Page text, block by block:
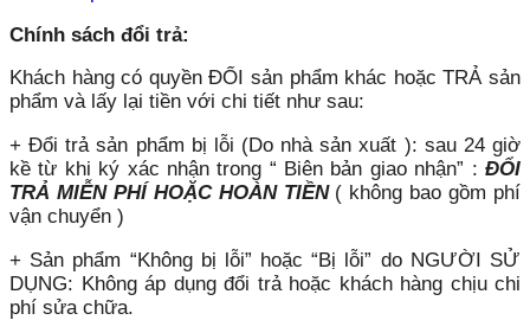
Chính sách đổi trả:
Khách hàng có quyền ĐỔI sản phẩm khác hoặc TRẢ sản
phẩm và lấy lại tiền với chi tiết như sau:
+ Đổi trả sản phẩm bị lỗi (Do nhà sản xuất ): sau 24 giờ
kề từ khi ký xác nhận trong “ Biên bản giao nhận” : ĐỔI
TRẢ MIỄN PHÍ HOẶC HOÀN TIỀN( không bao gồm phí
vận chuyển )
+ Sản phẩm “Không bị lỗi” hoặc “Bị lỗi” do NGƯỜI SỬ
DỤNG: Không áp dụng đổi trả hoặc khách hàng chịu chi
phí sửa chữa.